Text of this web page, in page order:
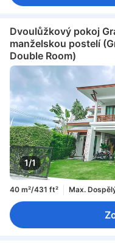
Dvoulůžkový pokoj
manželskou postelí
Double Room)
1/1
40 m²/431 ft² Max.